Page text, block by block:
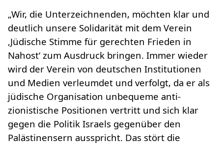
„Wir, die Unterzeichnenden, möchten klar und
deutlich unsere Solidarität mit dem Verein
‚Jüdische Stimme für gerechten Frieden in
Nahost‘ zum Ausdruck bringen. Immer wieder
wird der Verein von deutschen Institutionen
und Medien verleumdet und verfolgt, da er als
jüdische Organisation unbequeme anti-
zionistische Positionen vertritt und sich klar
gegen die Politik Israels gegenüber den
Palästinensern ausspricht. Das stört die